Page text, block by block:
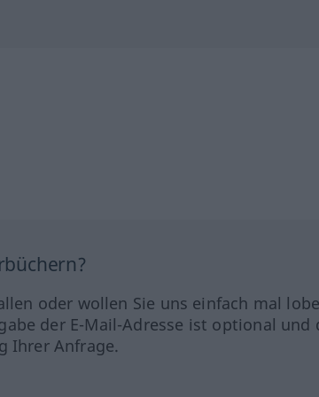
oder wollen Sie uns einfach mal
der E-Mail-Adresse ist optional und
Ihrer Anfrage.